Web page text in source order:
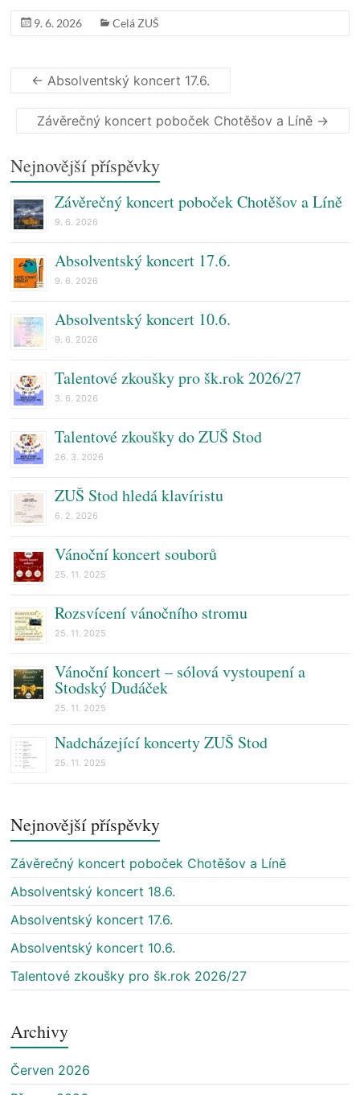
9. 6. 2026 Celá ZUŠ
← Absolventský koncert 17.6.
Závěrečný koncert poboček Chotěšov a Líně →
Nejnovější příspěvky
Závěrečný koncert poboček Chotěšov a Líně
9. 6. 2026
Absolventský koncert 17.6.
9. 6. 2026
Absolventský koncert 10.6.
9. 6. 2026
Talentové zkoušky pro šk.rok 2026/27
3. 6. 2026
Talentové zkoušky do ZUŠ Stod
26. 3. 2026
ZUŠ Stod hledá klavíristu
6. 2. 2026
Vánoční koncert souborů
25. 11. 2025
Rozsvícení vánočního stromu
25. 11. 2025
Vánoční koncert – sólová vystoupení a
Stodský Dudáček
25. 11. 2025
Nadcházející koncerty ZUŠ Stod
25. 11. 2025
Nejnovější příspěvky
Závěrečný koncert poboček Chotěšov a Líně
Absolventský koncert 18.6.
Absolventský koncert 17.6.
Absolventský koncert 10.6.
Talentové zkoušky pro šk.rok 2026/27
Archivy
Červen 2026